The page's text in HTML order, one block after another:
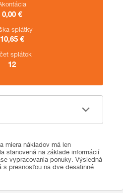
0,00 €
splátky
10,65 €
splátok
12
miera nákladov má len
stanovená na základe informácií
vypracovania ponuky. Výsledná
s presnosťou na dve desatinné